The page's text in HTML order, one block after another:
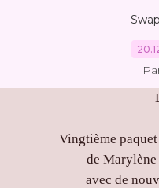
Vingtième
de Marylène
avec de